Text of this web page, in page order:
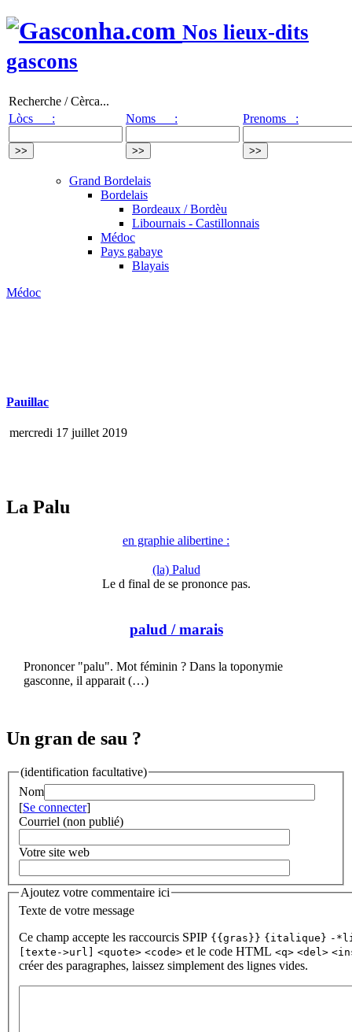
Nos lieux-dits
gascons
Recherche / Cèrca...
Lòcs :
Noms : Prenoms :
Grand Bordelais
Bordelais
Bordeaux / Bordèu
Libournais - Castillonnais
Médoc
Pays gabaye
Blayais
Médoc
Pauillac
mercredi 17 juillet 2019
La Palu
en graphie alibertine :
(la) Palud
Le d final de se prononce pas.
palud / marais
Prononcer "palu". Mot féminin ? Dans la toponymie
gasconne, il apparait (…)
Un gran de sau ?
(identification facultative)
Nom
[Se connecter]
Courriel (non publié)
Votre site web
Ajoutez votre commentaire ici
Texte de votre message
Ce champ accepte les raccourcis SPIP {{gras}} {italique} -
[texte->url]
<quote> <code> et le code HTML <q> <del>
créer des paragraphes, laissez simplement des lignes vides.